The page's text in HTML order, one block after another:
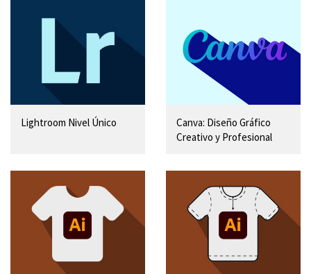
Lightroom Nivel Único
Canva: Diseño Gráfico
Creativo y Profesional